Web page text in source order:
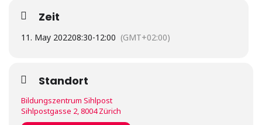
Zeit
11. May 202208:30-12:00 (GMT+02:00)
Standort
Bildungszentrum Sihlpost
Sihlpostgasse 2, 8004 Zürich